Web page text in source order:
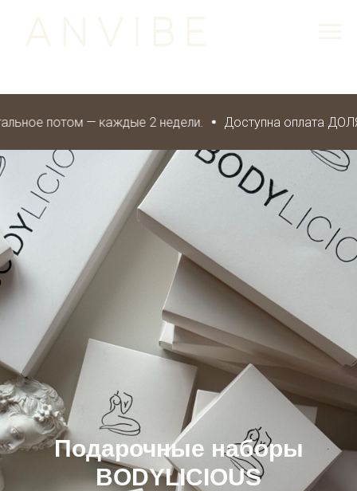
потом — каждые 2 недели. Доступна оплата
Подарочные наборы
BODYLICIOUS